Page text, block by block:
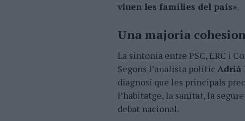
viuen les famílies del país».
Una majoria
La sintonia entre PSC, ERC i
Segons lʼanalista polític Adrià
diagnosi que les principals
lʼhabitatge, la sanitat, la
debat nacional.